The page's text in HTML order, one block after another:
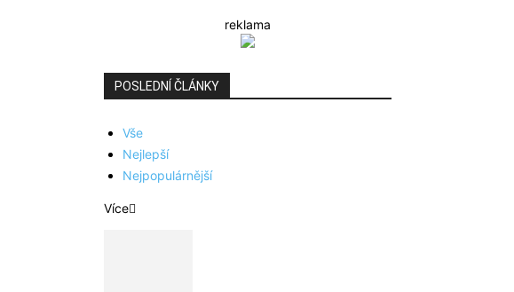
reklama
POSLEDNÍ ČLÁNKY
Vše
Nejlepší
Nejpopulárnější
Více